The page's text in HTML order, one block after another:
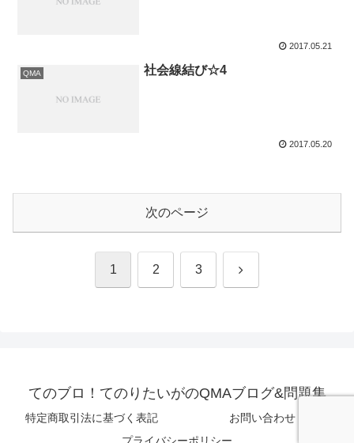
2017.05.21
QMA 社会線結び☆4
2017.05.20
次のページ
1 2 3 次
てのブロ！てのりたいがのQMAブログ&問題集
特定商取引法に基づく表記
お問い合わせ